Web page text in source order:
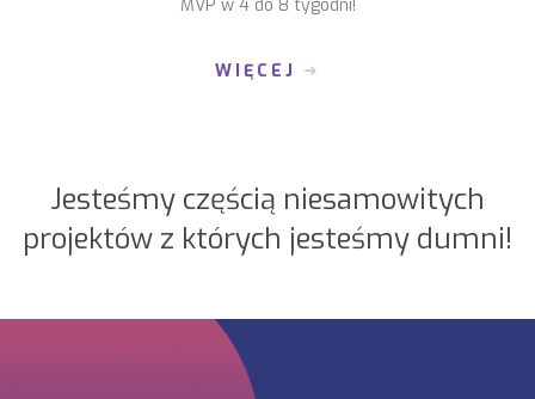
MVP w 4 do 8 tygodni!
WIĘCEJ
Jesteśmy częścią niesamowitych
projektów z których jesteśmy dumni!